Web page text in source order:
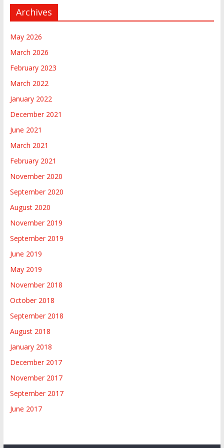
Archives
May 2026
March 2026
February 2023
March 2022
January 2022
December 2021
June 2021
March 2021
February 2021
November 2020
September 2020
August 2020
November 2019
September 2019
June 2019
May 2019
November 2018
October 2018
September 2018
August 2018
January 2018
December 2017
November 2017
September 2017
June 2017